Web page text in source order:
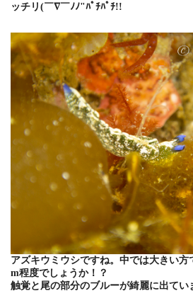
ッチリ(￣∇￣ﾉﾉ"ﾊﾟﾁﾊﾟﾁ!!
アズキウミウシですね。中では大きい方
m程度でしょうか！？
触覚と尾の部分のブルーが綺麗に出てい